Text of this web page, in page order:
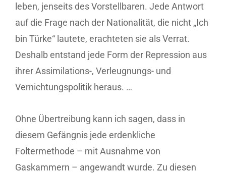
leben, jenseits des Vorstellbaren. Jede Antwort
auf die Frage nach der Nationalität, die nicht „Ich
bin Türke“ lautete, erachteten sie als Verrat.
Deshalb entstand jede Form der Repression aus
ihrer Assimilations-, Verleugnungs- und
Vernichtungspolitik heraus. …
Ohne Übertreibung kann ich sagen, dass in
diesem Gefängnis jede erdenkliche
Foltermethode – mit Ausnahme von
Gaskammern – angewandt wurde. Zu diesen